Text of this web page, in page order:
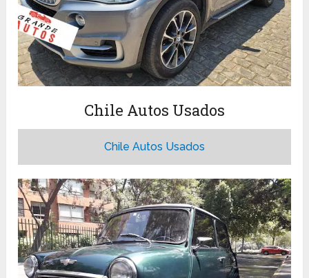
Chile Autos Usados
Chile Autos Usados